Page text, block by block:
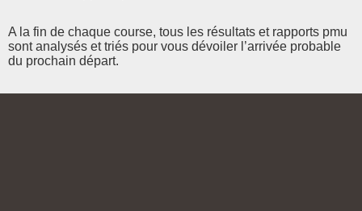
A la fin de chaque course, tous les résultats et rapports pmu
sont analysés et triés pour vous dévoiler l’arrivée probable
du prochain départ.